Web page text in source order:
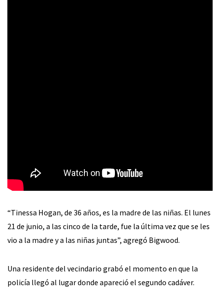
“Tinessa Hogan, de 36 años, es la madre de las niñas. El lunes
21 de junio, a las cinco de la tarde, fue la última vez que se les
vio a la madre y a las niñas juntas”, agregó Bigwood.
Una residente del vecindario grabó el momento en que la
policía llegó al lugar donde apareció el segundo cadáver.